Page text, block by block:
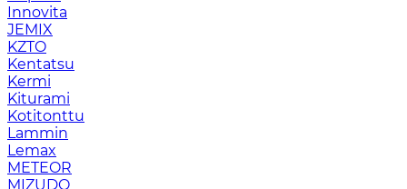
Innovita
JEMIX
KZTO
Kentatsu
Kermi
Kiturami
Kotitonttu
Lammin
Lemax
METEOR
MIZUDO